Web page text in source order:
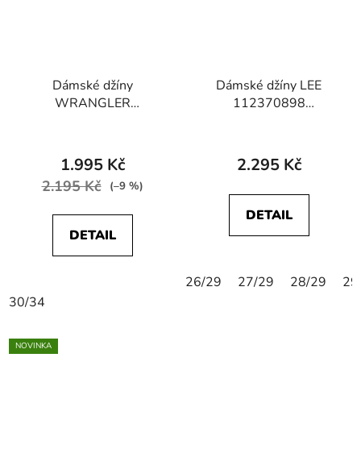
Dámské džíny
WRANGLER
Blueblack
hodnocení
produktu
3,0
z
1.995 Kč
2.195 Kč (–9 %)
DETAIL
30/34
Dámské džíny LEE
112370898
2.295 Kč
DETAIL
26/29 27/29 28/29
NOVINKA